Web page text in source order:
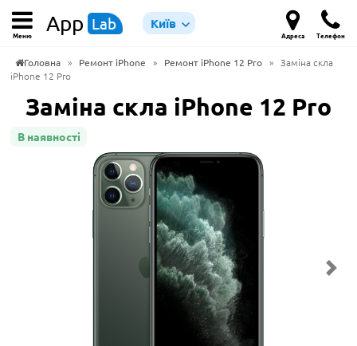
Меню App Lab Київ
Адреса Телефон
Головна » Ремонт iPhone » Ремонт iPhone 12 Pro » Заміна скла
iPhone 12 Pro
Заміна скла iPhone 12 Pro
В наявності